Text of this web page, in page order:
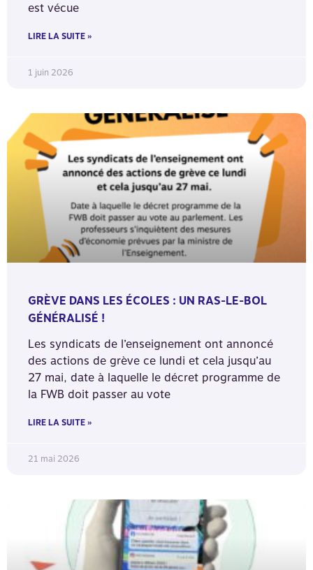
est vécue
LIRE LA SUITE »
1 juin 2026
GRÈVE DANS LES ÉCOLES : UN RAS-LE-BOL
GÉNÉRALISÉ !
Les syndicats de l’enseignement ont annoncé
des actions de grève ce lundi et cela jusqu’au
27 mai, date à laquelle le décret programme de
la FWB doit passer au vote
LIRE LA SUITE »
21 mai 2026